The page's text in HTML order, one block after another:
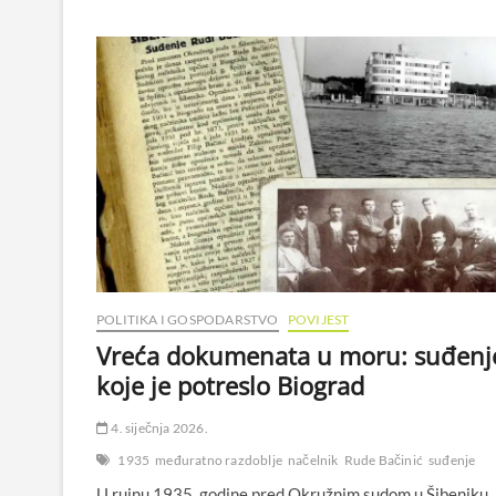
POLITIKA I GOSPODARSTVO POVIJEST
Vreća dokumenata u moru:
koje je potreslo Biograd
4. siječnja 2026.
1935 međuratno razdoblje načelnik Rude Bačinić suđenje